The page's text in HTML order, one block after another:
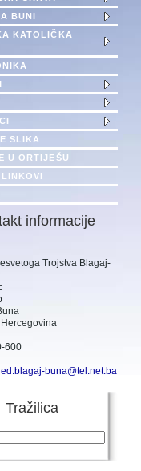
BUNI
KATOLIČKA
SLIKA
U ORTIJEŠU
informacije
Trojstva Blagaj-
600
buna@tel.net.ba
Tražilica